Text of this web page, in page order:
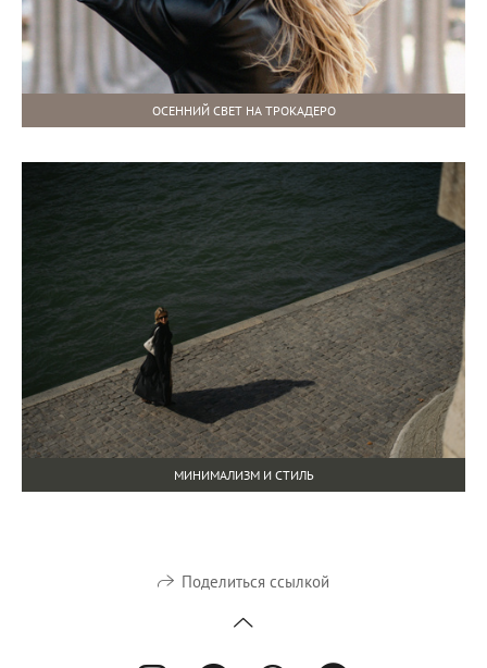
ОСЕННИЙ СВЕТ НА ТРОКАДЕРО
МИНИМАЛИЗМ И СТИЛЬ
Поделиться ссылкой